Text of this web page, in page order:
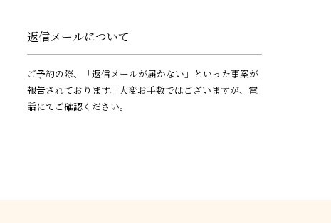
返信メールについて
ご予約の際、「返信メールが届かない」といった事案が
報告されております。大変お手数ではございますが、電
話にてご確認ください。